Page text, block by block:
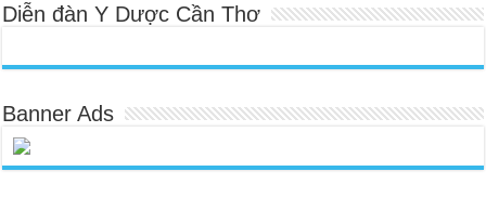
Diễn đàn Y Dược Cần Thơ
Banner Ads